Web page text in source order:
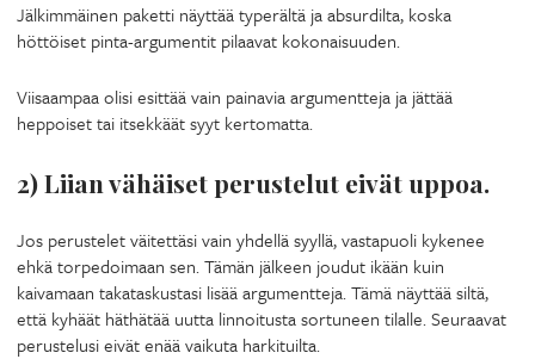
Jälkimmäinen paketti näyttää typerältä ja absurdilta, koska
höttöiset pinta-argumentit pilaavat kokonaisuuden.
Viisaampaa olisi esittää vain painavia argumentteja ja jättää
heppoiset tai itsekkäät syyt kertomatta.
2) Liian vähäiset perustelut eivät uppoa.
Jos perustelet väitettäsi vain yhdellä syyllä, vastapuoli kykenee
ehkä torpedoimaan sen. Tämän jälkeen joudut ikään kuin
kaivamaan takataskustasi lisää argumentteja. Tämä näyttää siltä,
että kyhäät häthätää uutta linnoitusta sortuneen tilalle. Seuraavat
perustelusi eivät enää vaikuta harkituilta.